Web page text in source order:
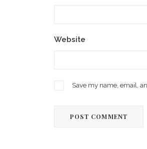
Website
Save my name, email,